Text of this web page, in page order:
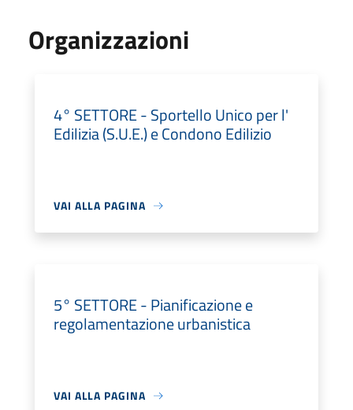
Organizzazioni
4° SETTORE - Sportello Unico per l'
Edilizia (S.U.E.) e Condono Edilizio
VAI ALLA PAGINA
5° SETTORE - Pianificazione e
regolamentazione urbanistica
VAI ALLA PAGINA